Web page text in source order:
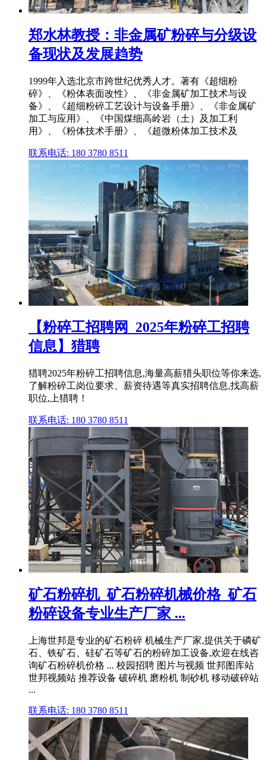
郑水林教授：非金属矿粉碎与分级设
备现状及发展趋势
1999年入选北京市跨世纪优秀人才。著有《超细粉
碎》、《粉体表面改性》、《非金属矿加工技术与设
备》、《超细粉碎工艺设计与设备手册》、《非金属矿
加工与应用》、《中国煤细高岭岩（土）及加工利
用》、《粉体技术手册》、《超微粉体加工技术及
联系电话: 180 3780 8511
【粉碎工招聘网_2025年粉碎工招聘
信息】猎聘
猎聘2025年粉碎工招聘信息,海量高薪猎头职位等你来选,
了解粉碎工岗位要求、薪资待遇等真实招聘信息,找高薪
职位,上猎聘！
联系电话: 180 3780 8511
矿石粉碎机_矿石粉碎机械价格_矿石
粉碎设备专业生产厂家 ...
上海世邦是专业的矿石粉碎 机械生产厂家,提供关于磷矿
石、铁矿石、硅矿石等矿石的粉碎加工设备,欢迎在线咨
询矿石粉碎机价格 ... 校园招聘 图片与视频 世邦图库站
世邦视频站 推荐设备 破碎机 磨粉机 制砂机 移动破碎站
...
联系电话: 180 3780 8511